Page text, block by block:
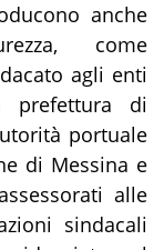
anche
come
agli enti
prefettura di
portuale
di Messina e
alle
sindacali